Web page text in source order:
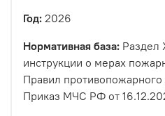
Год: 2026
Нормативная база: Раздел
инструкции о мерах
Правил
Приказ МЧС РФ от